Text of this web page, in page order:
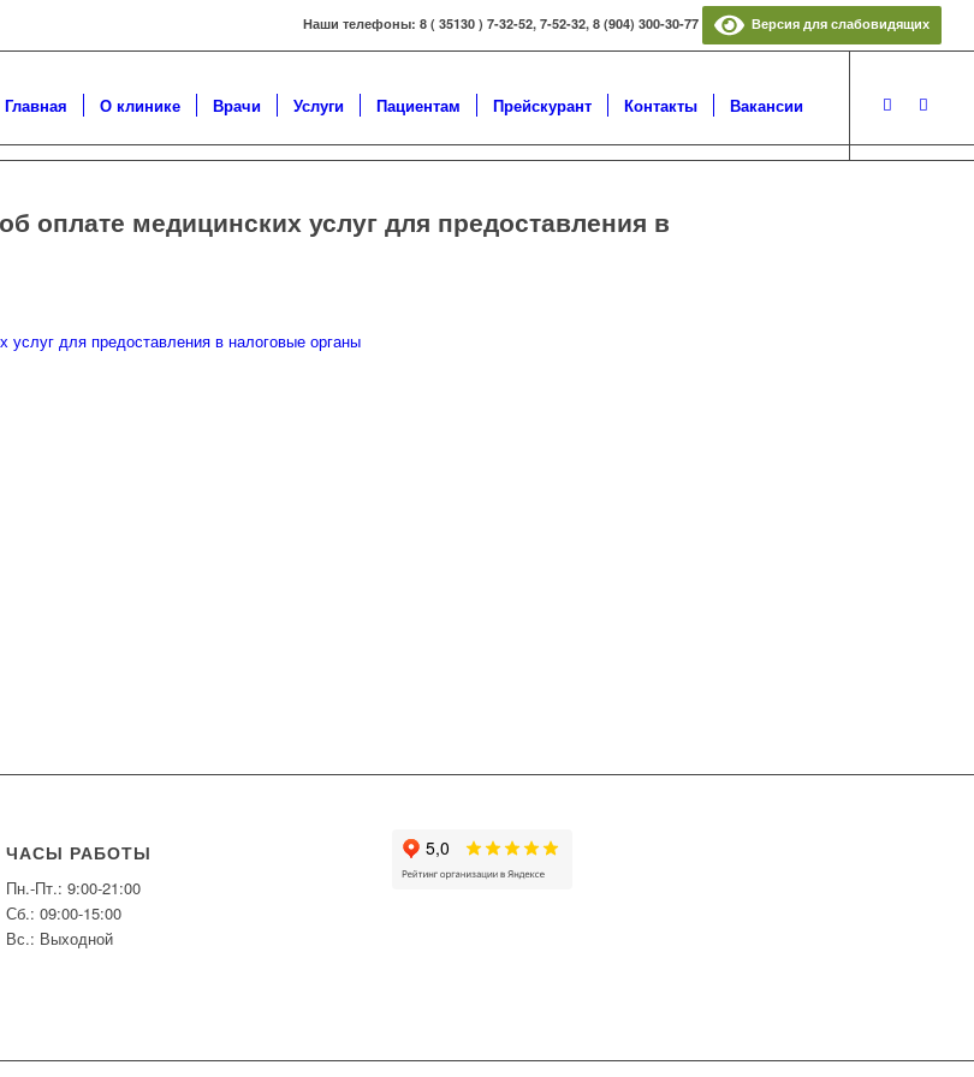
Наши телефоны: 8 ( 35130 ) 7-32-52, 7-52-32, 8 (904) 300-30-77 Версия для слабовидящих
Главная О клинике Врачи Услуги Пациентам Прейскурант Контакты Вакансии
оплате медицинских услуг для предоставления в
для предоставления в налоговые органы
ЧАСЫ РАБОТЫ
Пн.-Пт.: 9:00-21:00
Сб.: 09:00-15:00
Вс.: Выходной